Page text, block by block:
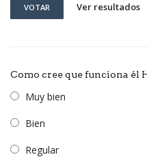
VOTAR Ver resultados
Como cree que funciona él
Muy bien
Bien
Regular